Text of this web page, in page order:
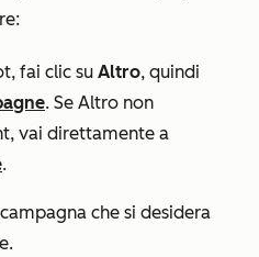
fai clic su Altro, quindi
. Se Altro non
vai direttamente a
.
che si desidera